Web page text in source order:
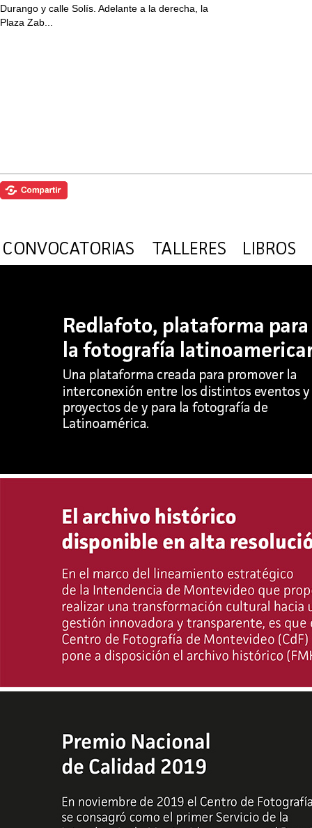
Durango y calle Solís. Adelante a la derecha, la
Plaza Zab...